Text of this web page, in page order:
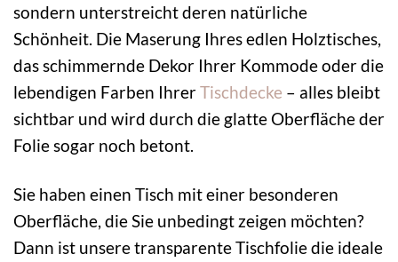
sondern unterstreicht deren natürliche
Schönheit. Die Maserung Ihres edlen Holztisches,
das schimmernde Dekor Ihrer Kommode oder die
lebendigen Farben IhrerTischdecke – alles bleibt
sichtbar und wird durch die glatte Oberfläche der
Folie sogar noch betont.
Sie haben einen Tisch mit einer besonderen
Oberfläche, die Sie unbedingt zeigen möchten?
Dann ist unsere transparente Tischfolie die ideale